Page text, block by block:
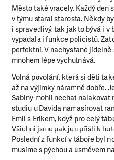
Město také vracely. Každý den
v týmu staral starosta. Někdy
i spravedlivý, tak jak to bývá i v
vypadala i funkce policistů.
perfektní. V nachystané
mnohem lépe vychutnává.
Volná povolání, která si děti
až na výjimky náramně dobře.
Sabiny mohli nechat nalakovat
studiu u Davida namasírovat
Emil s Erikem, když pro celý
Všichni jsme pak jen přišli k
Poslední z funkcí v táboře byl
musíme s pýchou a úsměvem